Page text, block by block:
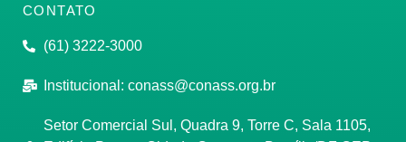
CONTATO
(61) 3222-3000
Institucional: conass@conass.org.br
Setor Comercial Sul, Quadra 9, Torre C, Sala 1105,